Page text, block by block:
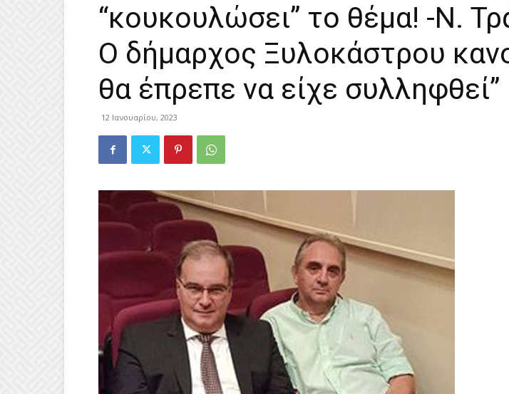
“κουκουλώσει” το θέμα! -Ν.
Ο δήμαρχος Ξυλοκάστρου
θα έπρεπε να είχε συλληφθεί”
12 Ιανουαρίου, 2023